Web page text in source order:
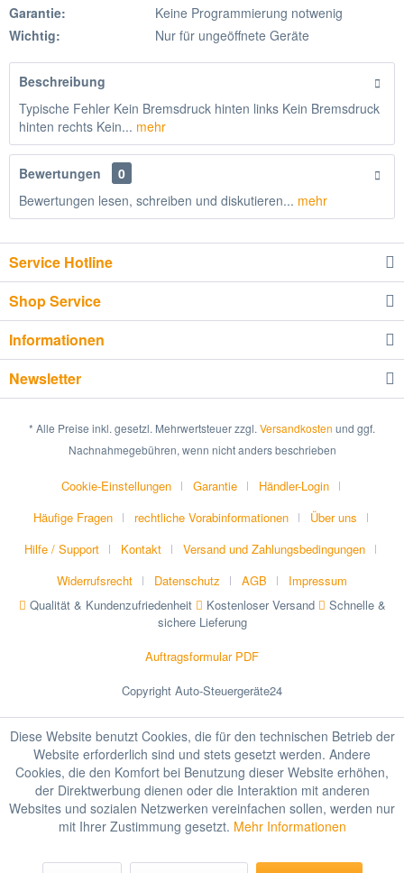
Garantie:
Keine Programmierung notwenig
Wichtig:
Nur für ungeöffnete Geräte
Beschreibung
Typische Fehler Kein Bremsdruck hinten links Kein Bremsdruck
hinten rechts Kein... mehr
Bewertungen
0
Bewertungen lesen, schreiben und diskutieren... mehr
Service Hotline
Shop Service
Informationen
Newsletter
* Alle Preise inkl. gesetzl. Mehrwertsteuer zzgl. Versandkosten und ggf.
Nachnahmegebühren, wenn nicht anders beschrieben
Cookie-Einstellungen Garantie
Händler-Login
Häufige Fragen
rechtliche Vorabinformationen
Über uns
Hilfe / Support
Kontakt
Versand und Zahlungsbedingungen
Widerrufsrecht
Datenschutz AGB
Impressum
Qualität & Kundenzufriedenheit
Kostenloser Versand
Schnelle &
sichere Lieferung
Auftragsformular PDF
Copyright Auto-Steuergeräte24
Diese Website benutzt Cookies, die für den technischen Betrieb der
Website erforderlich sind und stets gesetzt werden. Andere
Cookies, die den Komfort bei Benutzung dieser Website erhöhen,
der Direktwerbung dienen oder die Interaktion mit anderen
Websites und sozialen Netzwerken vereinfachen sollen, werden nur
mit Ihrer Zustimmung gesetzt. Mehr Informationen